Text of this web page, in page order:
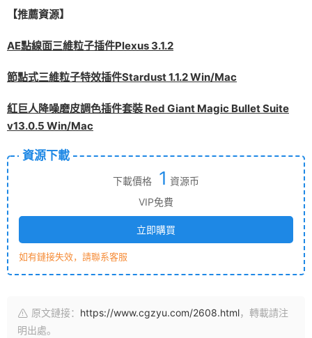
【推薦資源】
AE點線面三維粒子插件Plexus 3.1.2
節點式三維粒子特效插件Stardust 1.1.2 Win/Mac
紅巨人降噪磨皮調色插件套裝 Red Giant Magic Bullet Suite
v13.0.5 Win/Mac
資源下載
下載價格 1 資源币
VIP免費
立即購買
如有鏈接失效，請聯系客服
原文鏈接： https://www.cgzyu.com/2608.html，轉載請注
明出處。